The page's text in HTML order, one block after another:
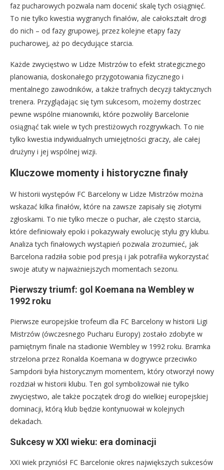
faz pucharowych pozwala nam docenić skalę tych osiągnięć.
To nie tylko kwestia wygranych finałów, ale całokształt drogi
do nich – od fazy grupowej, przez kolejne etapy fazy
pucharowej, aż po decydujące starcia.
Każde zwycięstwo w Lidze Mistrzów to efekt strategicznego
planowania, doskonałego przygotowania fizycznego i
mentalnego zawodników, a także trafnych decyzji taktycznych
trenera. Przyglądając się tym sukcesom, możemy dostrzec
pewne wspólne mianowniki, które pozwoliły Barcelonie
osiągnąć tak wiele w tych prestiżowych rozgrywkach. To nie
tylko kwestia indywidualnych umiejętności graczy, ale całej
drużyny i jej wspólnej wizji.
Kluczowe momenty i historyczne finały
W historii występów FC Barcelony w Lidze Mistrzów można
wskazać kilka finałów, które na zawsze zapisały się złotymi
zgłoskami. To nie tylko mecze o puchar, ale często starcia,
które definiowały epoki i pokazywały ewolucję stylu gry klubu.
Analiza tych finałowych wystąpień pozwala zrozumieć, jak
Barcelona radziła sobie pod presją i jak potrafiła wykorzystać
swoje atuty w najważniejszych momentach sezonu.
Pierwszy triumf: gol Koemana na Wembley w
1992 roku
Pierwsze europejskie trofeum dla FC Barcelony w historii Ligi
Mistrzów (ówczesnego Pucharu Europy) zostało zdobyte w
pamiętnym finale na stadionie Wembley w 1992 roku. Bramka
strzelona przez Ronalda Koemana w dogrywce przeciwko
Sampdorii była historycznym momentem, który otworzył nowy
rozdział w historii klubu. Ten gol symbolizował nie tylko
zwycięstwo, ale także początek drogi do wielkiej europejskiej
dominacji, którą klub będzie kontynuował w kolejnych
dekadach.
Sukcesy w XXI wieku: era dominacji
XXI wiek przyniósł FC Barcelonie okres największych sukcesów